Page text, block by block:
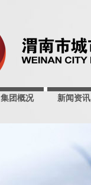
集团概况 新闻资讯